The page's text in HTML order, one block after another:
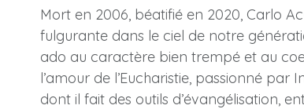
Mort en 2006, béatifié en 2020, Carlo
fulgurante dans le ciel de notre
ado au caractère bien trempé et au
l’amour de l’Eucharistie, passionné par
dont il fait des outils d’évangélisation,